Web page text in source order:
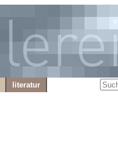
literatur